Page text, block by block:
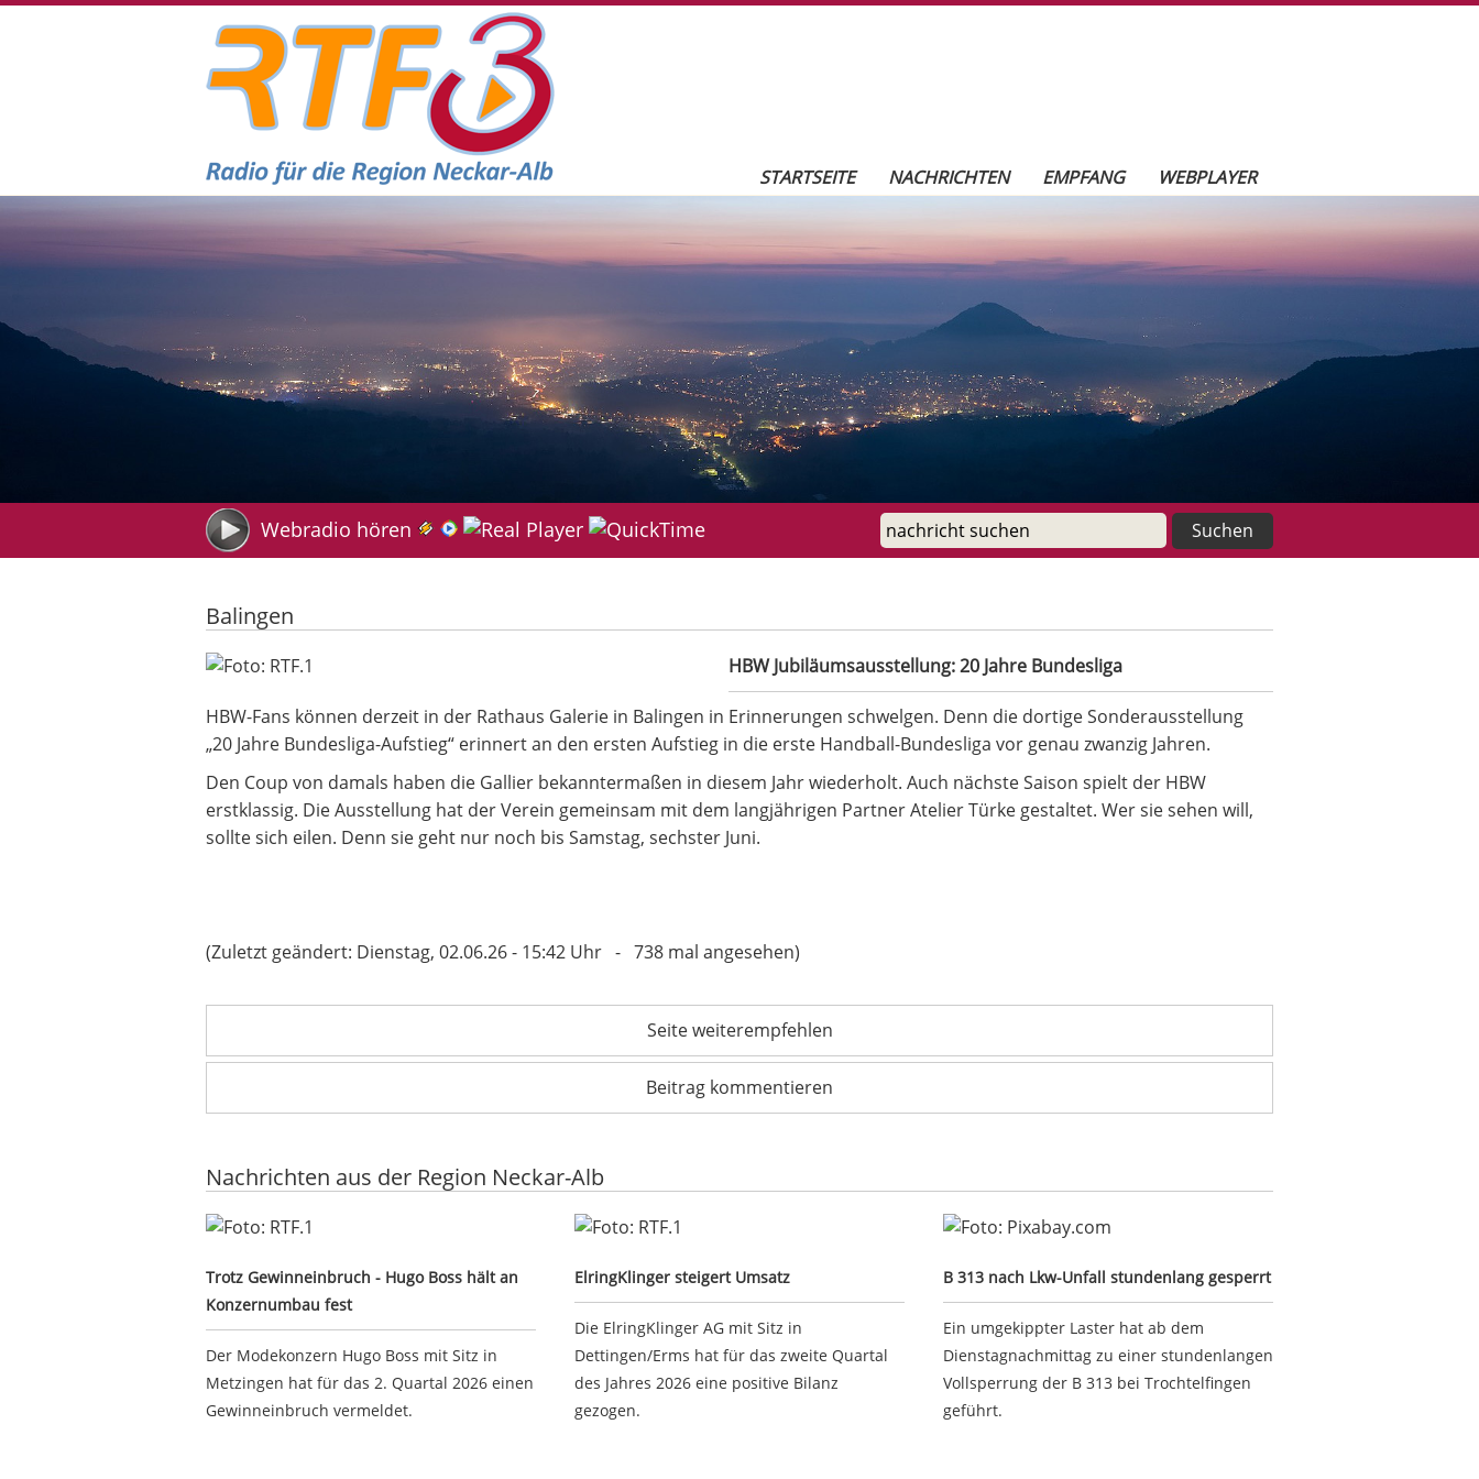
RTF.1 - Radio für die Region Neckar-Alb
Seitennavigation
STARTSEITE NACHRICHTEN EMPFANG
WEBPLAYER
Headerbilder
Webradio hören
Balingen
HBW Jubiläumsausstellung: 20 Jahre Bundesliga HBW Jubiläumsausstellung: 20 Jahre Bundesliga
HBW-Fans können derzeit in der Rathaus Galerie in Balingen in Erinnerungen schwelgen. Denn die dortige Sonderausstellung
„20 Jahre Bundesliga-Aufstieg“ erinnert an den ersten Aufstieg in die erste Handball-Bundesliga vor genau zwanzig Jahren.
Den Coup von damals haben die Gallier bekanntermaßen in diesem Jahr wiederholt. Auch nächste Saison spielt der HBW
erstklassig. Die Ausstellung hat der Verein gemeinsam mit dem langjährigen Partner Atelier Türke gestaltet. Wer sie sehen will,
sollte sich eilen. Denn sie geht nur noch bis Samstag, sechster Juni.
(Zuletzt geändert: Dienstag, 02.06.26 - 15:42 Uhr - 738 mal angesehen)
Seite weiterempfehlen
Beitrag kommentieren
Nachrichten aus der Region Neckar-Alb
Trotz Gewinneinbruch - Hugo Boss hält an Konzernumbau fest
Trotz Gewinneinbruch - Hugo Boss hält an
Konzernumbau fest
Der Modekonzern Hugo Boss mit Sitz in
Metzingen hat für das 2. Quartal 2026 einen
Gewinneinbruch vermeldet.
ElringKlinger steigert Umsatz
ElringKlinger steigert Umsatz
Die ElringKlinger AG mit Sitz in
Dettingen/Erms hat für das zweite Quartal
des Jahres 2026 eine positive Bilanz
gezogen.
B 313 nach Lkw-Unfall stundenlang gesperrt
B 313 nach Lkw-Unfall stundenlang gesperrt
Ein umgekippter Laster hat ab dem
Dienstagnachmittag zu einer stundenlangen
Vollsperrung der B 313 bei Trochtelfingen
geführt.